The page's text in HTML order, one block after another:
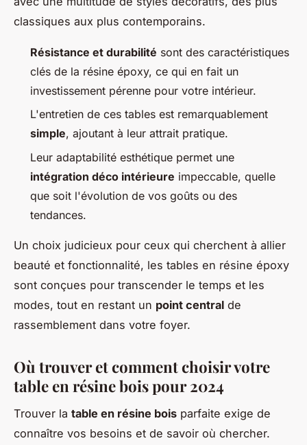
classiques aux plus contemporains.
Résistance et durabilité sont des caractéristiques
clés de la résine époxy, ce qui en fait un
investissement pérenne pour votre intérieur.
L'entretien de ces tables est remarquablement
simple, ajoutant à leur attrait pratique.
Leur adaptabilité esthétique permet une
intégration déco intérieure impeccable, quelle
que soit l'évolution de vos goûts ou des
tendances.
Un choix judicieux pour ceux qui cherchent à allier
beauté et fonctionnalité, les tables en résine époxy
sont conçues pour transcender le temps et les
modes, tout en restant un point central de
rassemblement dans votre foyer.
Où trouver et comment choisir votre
table en résine bois pour 2024
Trouver la table en résine bois parfaite exige de
connaître vos besoins et de savoir où chercher.